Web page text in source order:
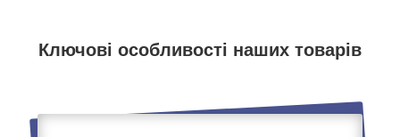
Ключові особливості наших товарів